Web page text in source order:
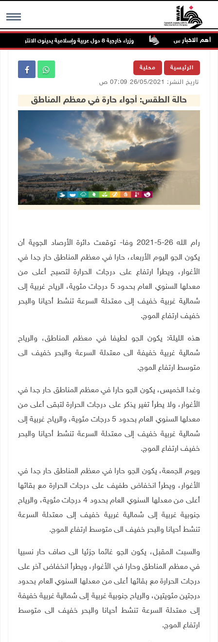
MENU أهم الاخبار
شمال القدس وزراء خارجية 8 دول عربية وإسلامية يدينون الانتهاكات الإسرائيلية المتواصلة في غزة
الرئيسية محلية
تاريخ النشر: 26/05/2021 07:09 ص
حالة الطقس: أجواء حارة في معظم المناطق
رام الله 26-5-2021 وفا- توقعت دائرة الأرصاد الجوية أن
يكون الجو اليوم الأربعاء، حارا في معظم المناطق حار جدا في
الأغوار، ويطرأ ارتفاع على درجات الحرارة لتصبح أعلى من
معدلها السنوي العام بحدود 5 درجات مئوية، الرياح غربية إلى
شمالية غربية خفيف إلى معتدلة السرعة تنشط أحيانا والبحر
خفيف ارتفاع الموج.
هذه الليلة: يكون الجو لطيفا في معظم المناطق، والرياح
شمالية غربية خفيفة الى معتدلة السرعة والبحر خفيف الى
متوسط ارتفاع الموج.
وغدا الخميس، يكون الجو حارا في معظم المناطق حار جدا في
الأغوار، ولا يطرأ تغير يذكر على درجات الحرارة لتبقى أعلى من
معدلها السنوي العام بحدود 5 درجات مئوية، والرياح غربية إلى
شمالية غربية خفيف إلى معتدلة السرعة تنشط أحيانا والبحر
خفيف ارتفاع الموج.
ويوم الجمعة، يكون الجو حارا في معظم المناطق حار جدا في
الأغوار، ويطرأ انخفاض طفيف على درجات الحرارة مع بقائها
أعلى من معدلها السنوي العام بحدود 4 درجات مئوية، والرياح
جنوبية غربية إلى شمالية غربية خفيف إلى معتدلة السرعة
تنشط أحيانا والبحر خفيف الى متوسط ارتفاع الموج.
والسبت المقبل، يكون الجو غائما جزئيا الى صاف حار نسبيا
في معظم المناطق وحارا في الأغوار، ويطرأ انخفاض آخر على
درجات الحرارة مع بقائها أعلى من معدلها السنوي العام بحدود
درجتين مئويتين، والرياح جنوبية غربية إلى شمالية غربية خفيفة
إلى معتدلة السرعة تنشط أحيانا والبحر خفيف الى متوسط
ارتفاع الموج.